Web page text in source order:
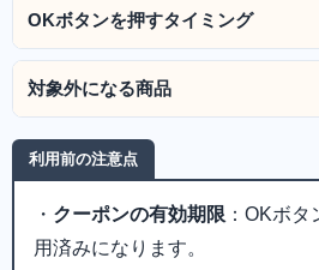
OKボタンを押すタイミング
対象外になる商品
利用前の注意点
・ クーポンの有効期限 ：OKボ
用済みになります。